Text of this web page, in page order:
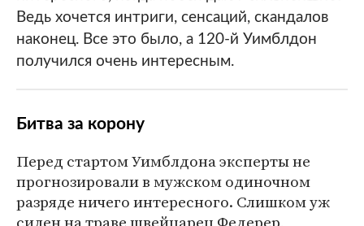
Ведь хочется интриги, сенсаций, скандалов
наконец. Все это было, а 120-й Уимблдон
получился очень интересным.
Битва за корону
Перед стартом Уимблдона эксперты не
прогнозировали в мужском одиночном
разряде ничего интересного. Слишком уж